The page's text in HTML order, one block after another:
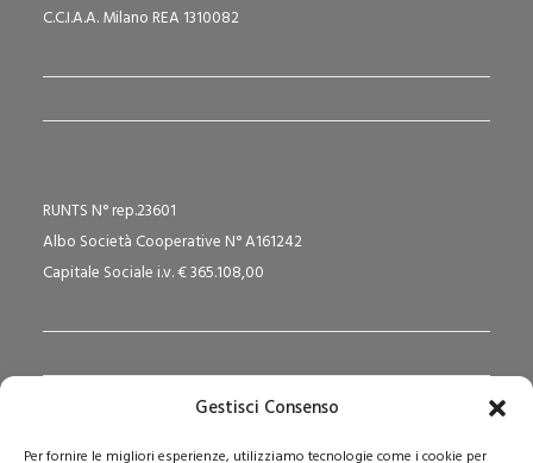
Gestisci Consenso
Per fornire le migliori esperienze, utilizziamo tecnologie come i cookie per
C.C.I.A.A. Milano REA 1310082
RUNTS N° rep.23601
Albo Società Cooperative N° A161242
Capitale Sociale i.v. € 365.108,00